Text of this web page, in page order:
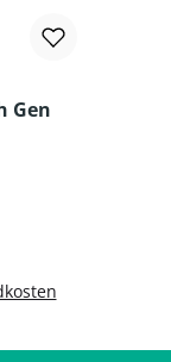
Gen